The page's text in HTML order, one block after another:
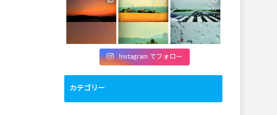
Instagram でフォロー
カテゴリー